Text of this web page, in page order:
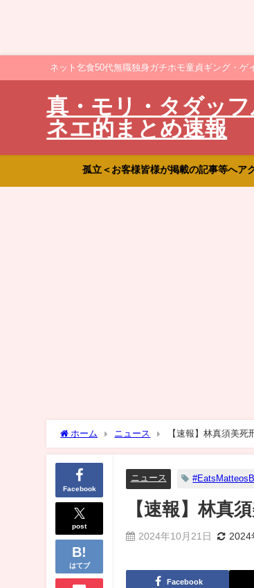
ネット乞食50代無職独身ガチホモ童貞ギング・
真・モリ・タダッ
ネエ的まとめ速報
孤立＜お客様皆様が掲載の記事等へア
ホーム ニュース 【速報】林真須美死
Facebook
post
はてブ
ニュース
【速報】林真
2024年10月21日 2024
Facebook